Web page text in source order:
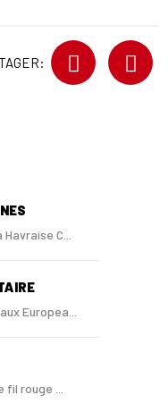
C...
Europea...
rouge ...